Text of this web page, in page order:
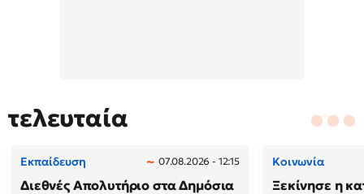
τελευταία
Εκπαίδευση 07.08.2026 - 12:15
Διεθνές Απολυτήριο στα Δημόσια
Κοινωνία
Ξεκίνησε η